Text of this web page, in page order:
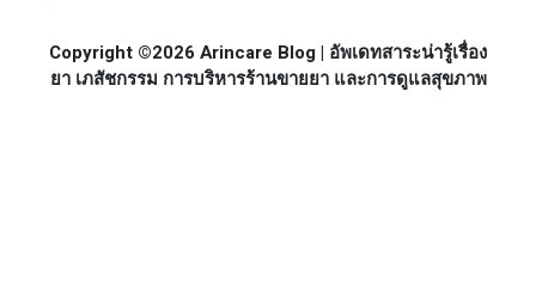
Copyright ©2026 Arincare Blog | อัพเดทสาระน่ารู้เรื่อง
ยา เภสัชกรรม การบริหารร้านขายยา และการดูแลสุขภาพ